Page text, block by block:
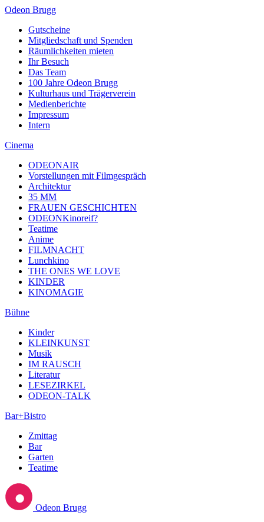
Odeon Brugg
Gutscheine
Mitgliedschaft und Spenden
Räumlichkeiten mieten
Ihr Besuch
Das Team
100 Jahre Odeon Brugg
Kulturhaus und Trägerverein
Medienberichte
Impressum
Intern
Cinema
ODEONAIR
Vorstellungen mit Filmgespräch
Architektur
35 MM
FRAUEN GESCHICHTEN
ODEONKinoreif?
Teatime
Anime
FILMNACHT
Lunchkino
THE ONES WE LOVE
KINDER
KINOMAGIE
Bühne
Kinder
KLEINKUNST
Musik
IM RAUSCH
Literatur
LESEZIRKEL
ODEON-TALK
Bar+Bistro
Zmittag
Bar
Garten
Teatime
Odeon Brugg